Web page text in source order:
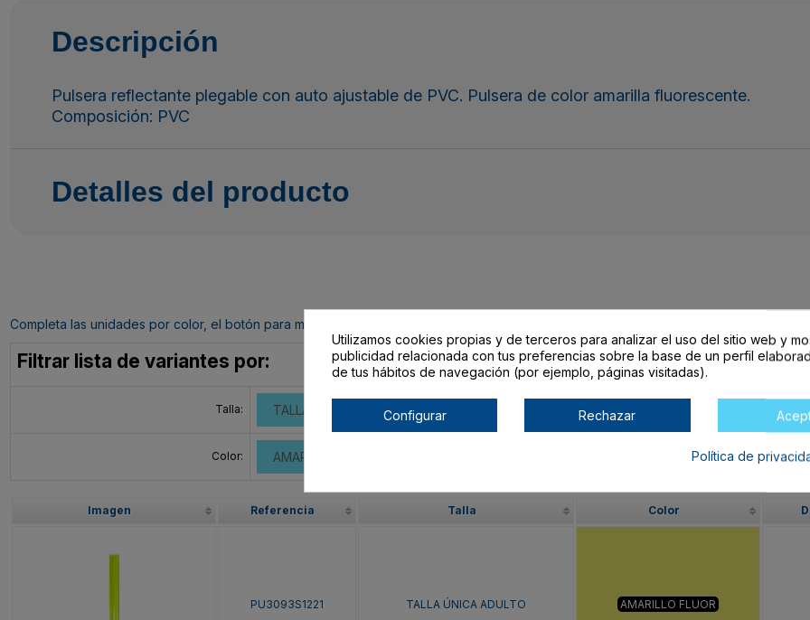
Descripción
Pulsera reflectante plegable con auto ajustable de PVC. Pulsera de color amarilla fluorescente.
Composición: PVC
Detalles del producto
Completa las unidades por color, el botón para mandar tu pedido al carrito lo encontrarás al final de la tabla.
Filtrar lista de variantes por:
Talla: TALLA ÚNICA ADULTO
Color: AMARILLO FLUOR
Imagen Referencia Talla Color
PU3093S1221 TALLA ÚNICA ADULTO AMARILLO FLUOR
Utilizamos cookies propias y de terceros para analizar el uso del sitio web y
publicidad relacionada con tus preferencias sobre la base de un perfil
de tus hábitos de navegación (por ejemplo, páginas visitadas).
Configurar Rechazar
Política de